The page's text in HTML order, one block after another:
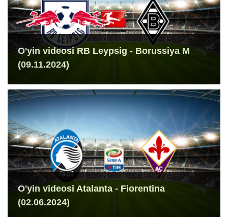
O'yin videosi RB Leypsig - Borussiya M
(09.11.2024)
O'yin videosi Atalanta - Fiorentina
(02.06.2024)